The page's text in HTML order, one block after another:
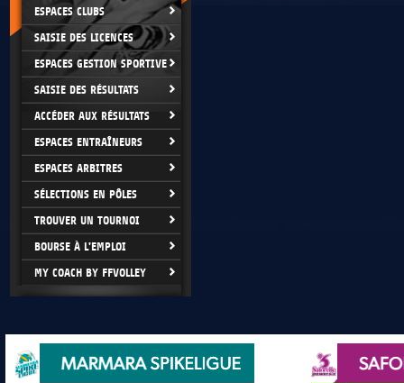
ESPACES CLUBS
SAISIE DES LICENCES
ESPACES GESTION SPORTIVE
SAISIE DES RÉSULTATS
ACCÉDER AUX RÉSULTATS
ESPACES ENTRAÎNEURS
ESPACES ARBITRES
SÉLECTIONS EN PÔLES
TROUVER UN TOURNOI
BOURSE À L'EMPLOI
MY COACH BY FFVOLLEY